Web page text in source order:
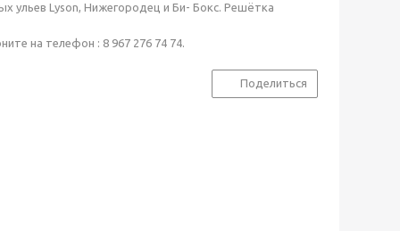
ульев Lyson, Нижегородец и Би- Бокс. Решётка
на телефон : 8 967 276 74 74.
Поделиться